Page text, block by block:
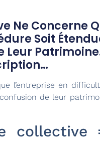
Ne Concerne
Soit
l’entreprise en
de leur